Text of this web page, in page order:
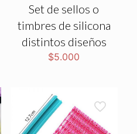
Set de sellos o
timbres de silicona
distintos diseños
$5.000